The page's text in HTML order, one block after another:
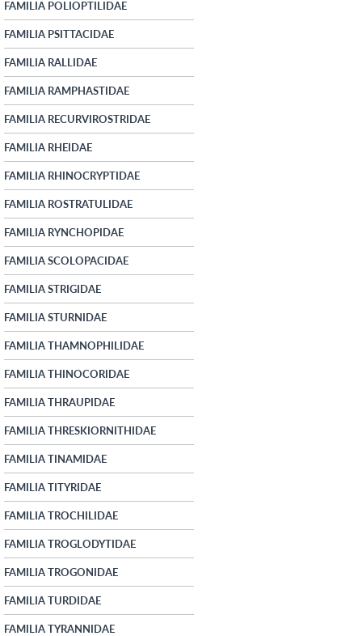
FAMILIA POLIOPTILIDAE
FAMILIA PSITTACIDAE
FAMILIA RALLIDAE
FAMILIA RAMPHASTIDAE
FAMILIA RECURVIROSTRIDAE
FAMILIA RHEIDAE
FAMILIA RHINOCRYPTIDAE
FAMILIA ROSTRATULIDAE
FAMILIA RYNCHOPIDAE
FAMILIA SCOLOPACIDAE
FAMILIA STRIGIDAE
FAMILIA STURNIDAE
FAMILIA THAMNOPHILIDAE
FAMILIA THINOCORIDAE
FAMILIA THRAUPIDAE
FAMILIA THRESKIORNITHIDAE
FAMILIA TINAMIDAE
FAMILIA TITYRIDAE
FAMILIA TROCHILIDAE
FAMILIA TROGLODYTIDAE
FAMILIA TROGONIDAE
FAMILIA TURDIDAE
FAMILIA TYRANNIDAE